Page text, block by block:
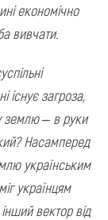
економічно
вивчати.
існує загроза,
землю – в руки
Насамперед
українським
українцям
вектор від